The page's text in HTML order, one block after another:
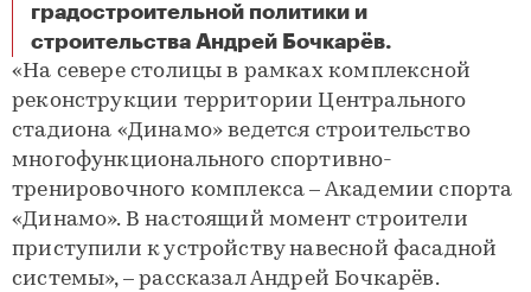
градостроительной политики и
строительства Андрей Бочкарёв.
Начался монтаж фасада Академии спорта «Динамо»
«На севере столицы в рамках комплексной
реконструкции территории Центрального
стадиона «Динамо» ведется строительство
многофункционального спортивно-
тренировочного комплекса – Академии спорта
«Динамо». В настоящий момент строители
приступили к устройству навесной фасадной
системы», – рассказал Андрей Бочкарёв.